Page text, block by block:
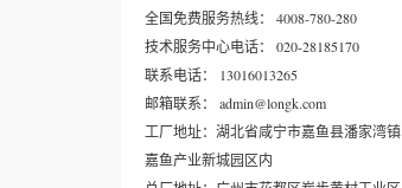
全国免费服务热线： 4008-780-280
技术服务中心电话： 020-28185170
联系电话： 13016013265
邮箱联系： admin@longk.com
工厂地址：湖北省咸宁市嘉鱼县潘家湾镇
嘉鱼产业新城园区内